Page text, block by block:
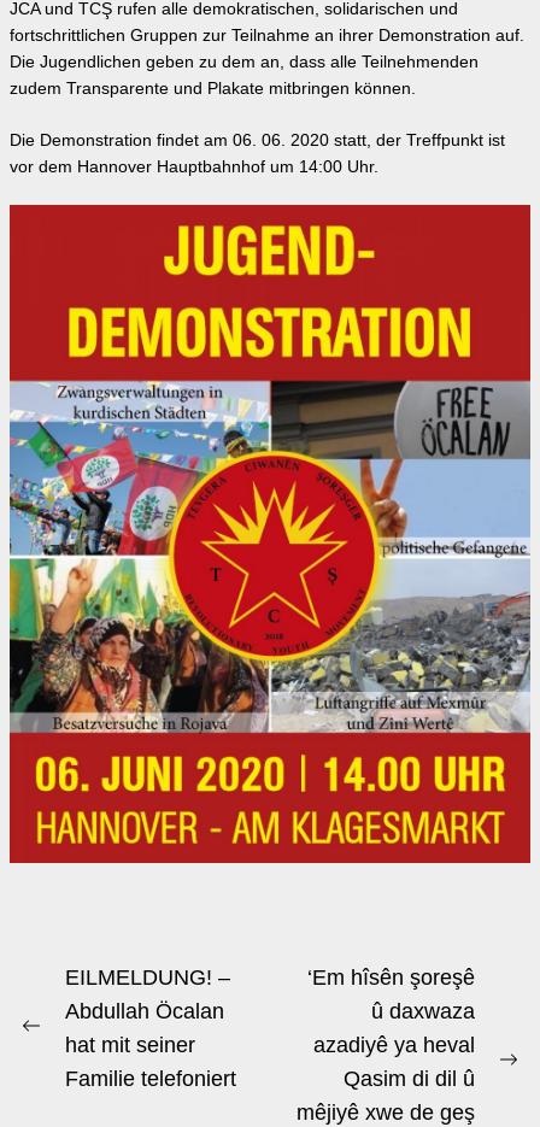
JCA und TCŞ rufen alle demokratischen, solidarischen und
fortschrittlichen Gruppen zur Teilnahme an ihrer Demonstration auf.
Die Jugendlichen geben zu dem an, dass alle Teilnehmenden
zudem Transparente und Plakate mitbringen können.
Die Demonstration findet am 06. 06. 2020 statt, der Treffpunkt ist
vor dem Hannover Hauptbahnhof um 14:00 Uhr.
Beitrags-
Navigation
Previous
post:
EILMELDUNG! –
Abdullah Öcalan
hat mit seiner
Familie telefoniert
​​​​​​​ ‘Em hîsên şoreşê
û daxwaza
azadiyê ya heval
Qasim di dil û
mêjiyê xwe de geş